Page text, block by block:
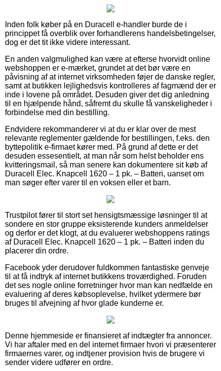
Inden folk køber på en Duracell e-handler burde de i
princippet få overblik over forhandlerens handelsbetingelser,
dog er det tit ikke videre interessant.
En anden valgmulighed kan være at efterse hvorvidt online
webshoppen er e-mærket, grundet at det bør være en
påvisning af at internet virksomheden føjer de danske regler,
samt at butikken lejlighedsvis kontrolleres af fagmænd der er
inde i lovene på området. Desuden giver det dig anledning
til en hjælpende hånd, såfremt du skulle få vanskeligheder i
forbindelse med din bestilling.
Endvidere rekommanderer vi at du er klar over de mest
relevante reglementer gældende for bestillingen, f.eks. den
byttepolitik e-firmaet kører med. På grund af dette er det
desuden essesentielt, at man når som helst beholder ens
kvitteringsmail, så man senere kan dokumentere sit køb af
Duracell Elec. Knapcell 1620 – 1 pk. – Batteri, uanset om
man søger efter varer til en voksen eller et barn.
Trustpilot fører til stort set hensigtsmæssige løsninger til at
sondere en stor gruppe eksisterende kunders anmeldelser
og derfor er det klogt, at du evaluerer webshoppens ratings
af Duracell Elec. Knapcell 1620 – 1 pk. – Batteri inden du
placerer din ordre.
Facebook yder derudover fuldkommen fantastiske genveje
til at få indtryk af internet butikkens troværdighed. Foruden
det ses nogle online forretninger hvor man kan nedfælde en
evaluering af deres købsoplevelse, hvilket ydermere bør
bruges til afvejning af hvor glade kunderne er.
Denne hjemmeside er finansieret af indtægter fra annoncer.
Vi har aftaler med en del internet firmaer hvori vi præsenterer
firmaernes varer, og indtjener provision hvis de brugere vi
sender videre udfører en ordre.